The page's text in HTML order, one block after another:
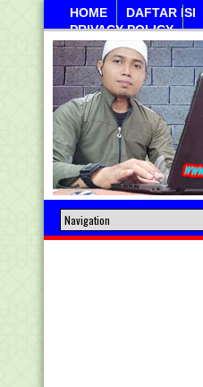
HOME
DAFTAR ISI
PRIVACY POLICY